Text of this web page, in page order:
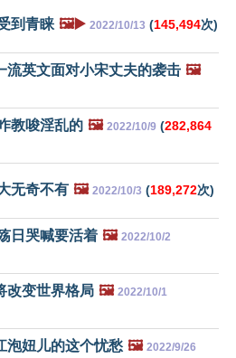
到青睐 🖼️▶️ 2022/10/13 (145,494次)
流英文面对小宋丈夫的袭击 🖼️
教唆淫乱的 🖼️ 2022/10/9 (282,864
无奇不有 🖼️ 2022/10/3 (189,272次)
日哭喊要活着 🖼️ 2022/10/2
改变世界格局 🖼️ 2022/10/1
泡妞儿的这个忧愁 🖼️ 2022/9/26